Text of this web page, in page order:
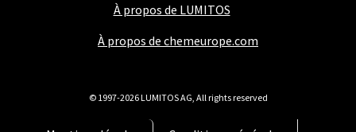
À propos de LUMITOS
À propos de chemeurope.com
© 1997-2026 LUMITOS AG, All rights reserved